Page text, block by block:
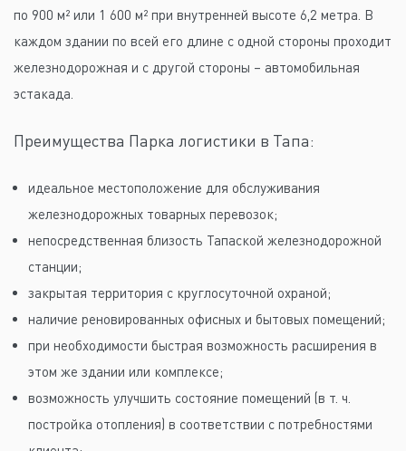
по 900 м² или 1 600 м² при внутренней высоте 6,2 метра. В
каждом здании по всей его длине с одной стороны проходит
железнодорожная и с другой стороны – автомобильная
эстакада.
Преимущества Парка логистики в Тапа:
идеальное местоположение для обслуживания
железнодорожных товарных перевозок;
непосредственная близость Тапаской железнодорожной
станции;
закрытая территория с круглосуточной охраной;
наличие реновированных офисных и бытовых помещений;
при необходимости быстрая возможность расширения в
этом же здании или комплексе;
возможность улучшить состояние помещений (в т. ч.
постройка отопления) в соответствии с потребностями